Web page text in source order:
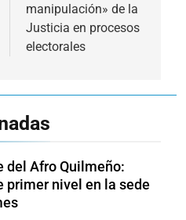
manipulación» de la
Justicia en procesos
electorales
del Afro Quilmeño:
primer nivel en la sede